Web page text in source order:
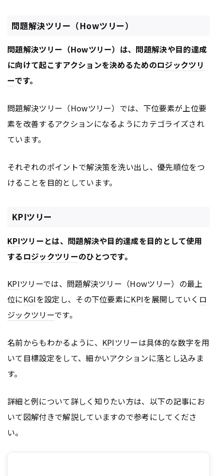
問題解決ツリー（Howツリー）
問題解決ツリー（Howツリー）は、問題解決や目的達成
に向けて起こすアクションを決めるためのロジックツリ
ーです。
問題解決ツリー（Howツリー）では、下位要素が上位要
素を改善するアクションになるようにカテゴライズされ
ています。
それぞれのポイントで解決策を洗い出し、優先順位をつ
けることを目的としています。
KPIツリー
KPIツリーとは、問題解決や目的達成を目的として使用
する ロジックツリーのひとつです。
KPIツリーでは、問題解決ツリー（Howツリー）の最上
位にKGIを設定し、その下位要素にKPIを展開していく ロ
ジックツリーです。
名前からもわかるように、 KPIツリーは具体的な数字を用
いて目標設定をして、細かいアクションに落とし込みま
す。
詳細と例について詳しく知りたい方は、以下の記事にお
いて図解付きで解説していますので参考にしてくださ
い。